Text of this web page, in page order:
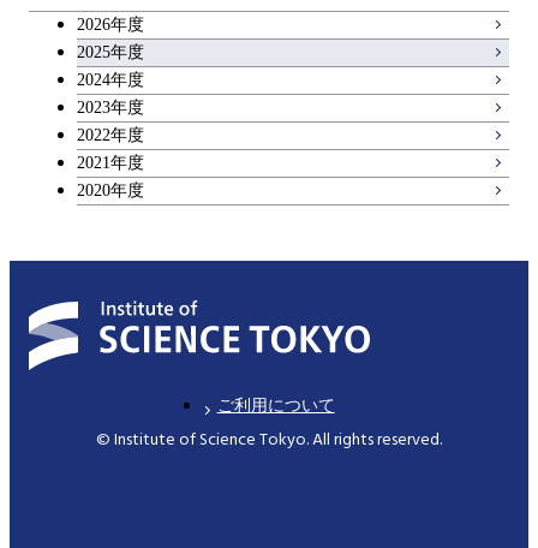
2026年度
2025年度
2024年度
2023年度
2022年度
2021年度
2020年度
ご利用について
© Institute of Science Tokyo. All rights reserved.